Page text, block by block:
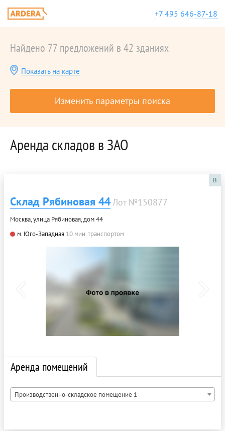
+7 495 646-87-18
Найдено 77 предложений в 42 зданиях
Показать на карте
Изменить параметры поиска
Аренда складов в ЗАО
B
Склад Рябиновая 44Лот №150877
Москва, улица Рябиновая, дом 44
м. Юго-Западная 10 мин. транспортом
Аренда помещений
Производственно-складское помещение 1